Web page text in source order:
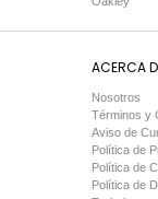
ACERCA
Nosotros
Términos y
Aviso de
Política de
Política de
Política de